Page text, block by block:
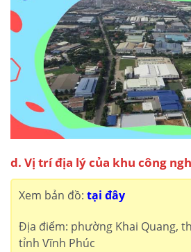
d. Vị trí địa lý của khu công
Xem bản đồ: tại đây
Địa điểm: phường Khai Quang,
tỉnh Vĩnh Phúc